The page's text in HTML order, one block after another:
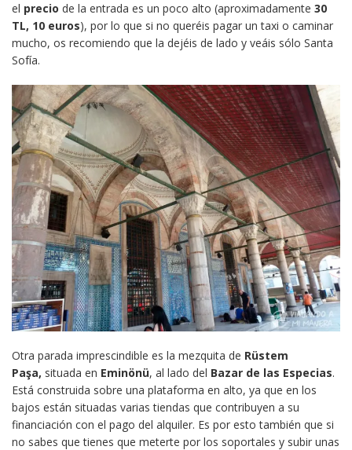
el precio de la entrada es un poco alto (aproximadamente 30
TL, 10 euros), por lo que si no queréis pagar un taxi o caminar
mucho, os recomiendo que la dejéis de lado y veáis sólo Santa
Sofía.
Otra parada imprescindible es la mezquita de Rüstem
Paşa, situada en Eminönü, al lado del Bazar de las Especias.
Está construida sobre una plataforma en alto, ya que en los
bajos están situadas varias tiendas que contribuyen a su
financiación con el pago del alquiler. Es por esto también que si
no sabes que tienes que meterte por los soportales y subir unas